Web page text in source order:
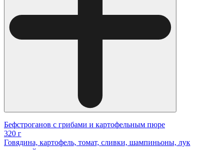
Бефстроганов с грибами и картофельным пюре
320 г
Говядина, картофель, томат, сливки, шампиньоны, лук